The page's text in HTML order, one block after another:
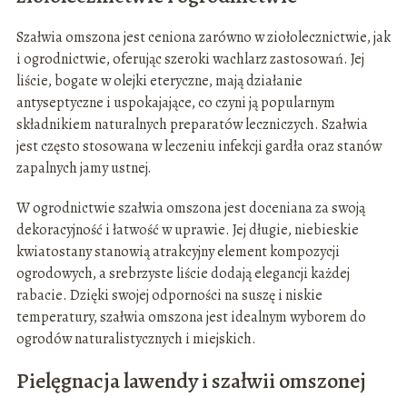
Szałwia omszona jest ceniona zarówno w ziołolecznictwie, jak
i ogrodnictwie, oferując szeroki wachlarz zastosowań. Jej
liście, bogate w olejki eteryczne, mają działanie
antyseptyczne i uspokajające, co czyni ją popularnym
składnikiem naturalnych preparatów leczniczych. Szałwia
jest często stosowana w leczeniu infekcji gardła oraz stanów
zapalnych jamy ustnej.
W ogrodnictwie szałwia omszona jest doceniana za swoją
dekoracyjność i łatwość w uprawie. Jej długie, niebieskie
kwiatostany stanowią atrakcyjny element kompozycji
ogrodowych, a srebrzyste liście dodają elegancji każdej
rabacie. Dzięki swojej odporności na suszę i niskie
temperatury, szałwia omszona jest idealnym wyborem do
ogrodów naturalistycznych i miejskich.
Pielęgnacja lawendy i szałwii omszonej